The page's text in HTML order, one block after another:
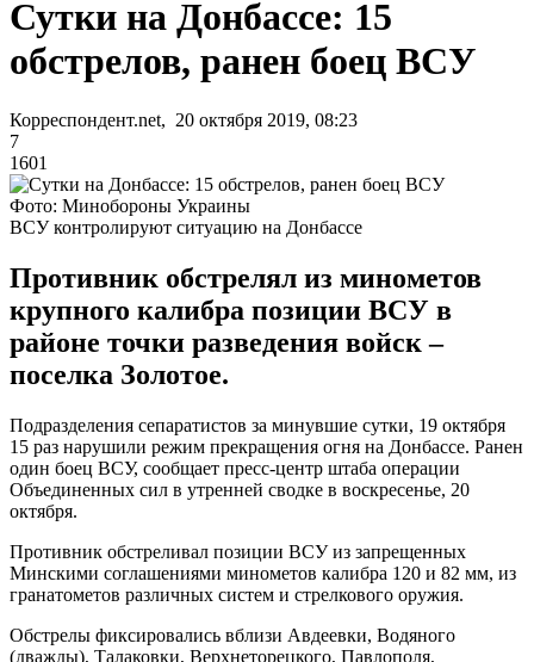
Сутки на Донбассе: 15
обстрелов, ранен боец ВСУ
Корреспондент.net, 20 октября 2019, 08:23
7
1601
Фото: Минобороны Украины
ВСУ контролируют ситуацию на Донбассе
Противник обстрелял из минометов
крупного калибра позиции ВСУ в
районе точки разведения войск –
поселка Золотое.
Подразделения сепаратистов за минувшие сутки, 19 октября
15 раз нарушили режим прекращения огня на Донбассе. Ранен
один боец ВСУ, сообщает пресс-центр штаба операции
Объединенных сил в утренней сводке в воскресенье, 20
октября.
Противник обстреливал позиции ВСУ из запрещенных
Минскими соглашениями минометов калибра 120 и 82 мм, из
гранатометов различных систем и стрелкового оружия.
Обстрелы фиксировались вблизи Авдеевки, Водяного
(дважды), Талаковки, Верхнеторецкого, Павлополя,